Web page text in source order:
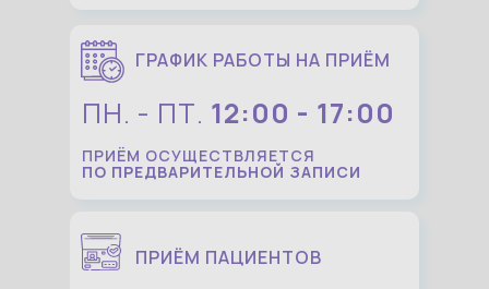
ПН. - ПТ. 12:00 - 17:00
ПРИЁМ ПАЦИЕНТОВ
ГРАФИК РАБОТЫ НА ПРИЁМ
ПРИЁМ ОСУЩЕСТВЛЯЕТСЯ
ПО ПРЕДВАРИТЕЛЬНОЙ ЗАПИСИ